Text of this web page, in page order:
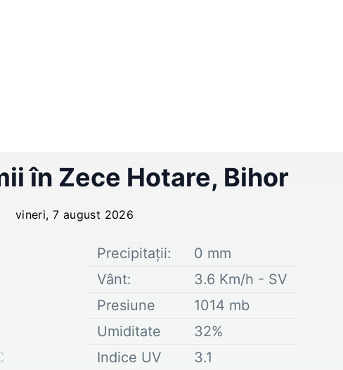
în Zece Hotare, Bihor
vineri, 7 august 2026
Precipitații: 0 mm
Vânt:
3.6 Km/h - SV
Presiune
1014 mb
Umiditate
32%
Indice UV
3.1